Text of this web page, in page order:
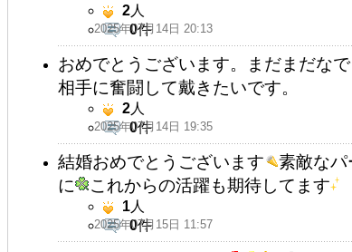
2025年07月14日 20:13
2人
0件
おめでとうございます。まだまだな
相手に奮闘して戴きたいです。
2025年07月14日 19:35
2人
0件
結婚おめでとうございます
素敵なパ
に
これからの活躍も期待してます
2025年07月15日 11:57
1人
0件